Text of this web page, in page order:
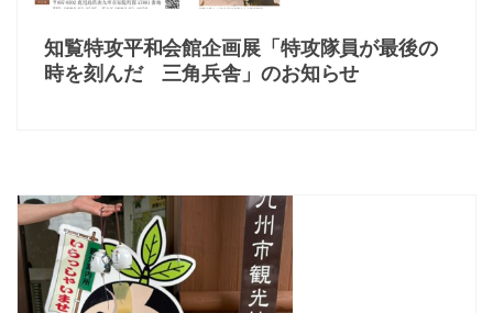
知覧特攻平和会館企画展「特攻隊員が最後の
時を刻んだ 三角兵舎」のお知らせ